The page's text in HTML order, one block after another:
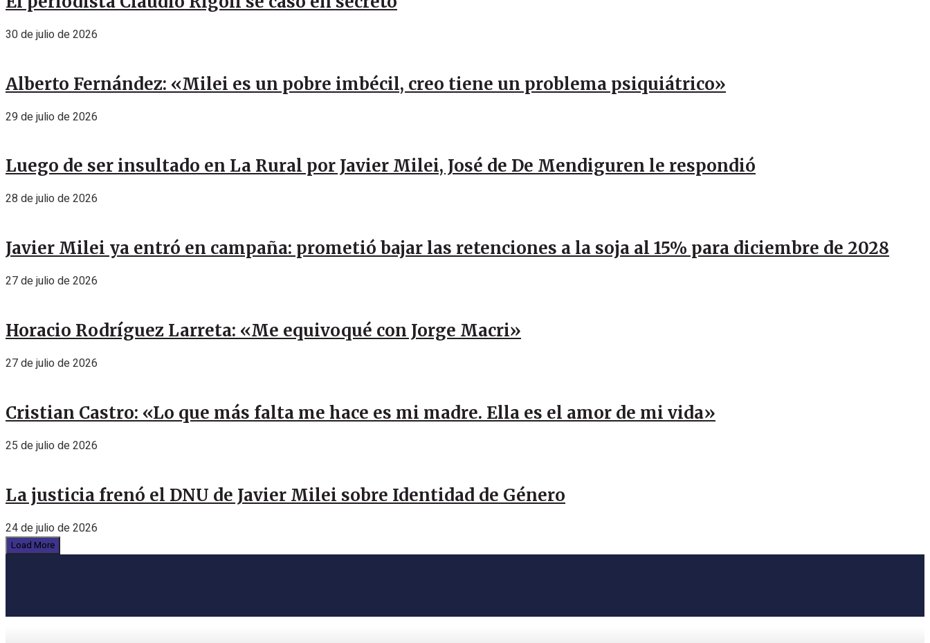
30 de julio de 2026
Alberto Fernández: «Milei es un pobre imbécil, creo tiene un problema psiquiátrico»
29 de julio de 2026
Luego de ser insultado en La Rural por Javier Milei, José de De Mendiguren le respondió
28 de julio de 2026
Javier Milei ya entró en campaña: prometió bajar las retenciones a la soja al 15% para diciembre de 2028
27 de julio de 2026
Horacio Rodríguez Larreta: «Me equivoqué con Jorge Macri»
27 de julio de 2026
Cristian Castro: «Lo que más falta me hace es mi madre. Ella es el amor de mi vida»
25 de julio de 2026
La justicia frenó el DNU de Javier Milei sobre Identidad de Género
24 de julio de 2026
Load More